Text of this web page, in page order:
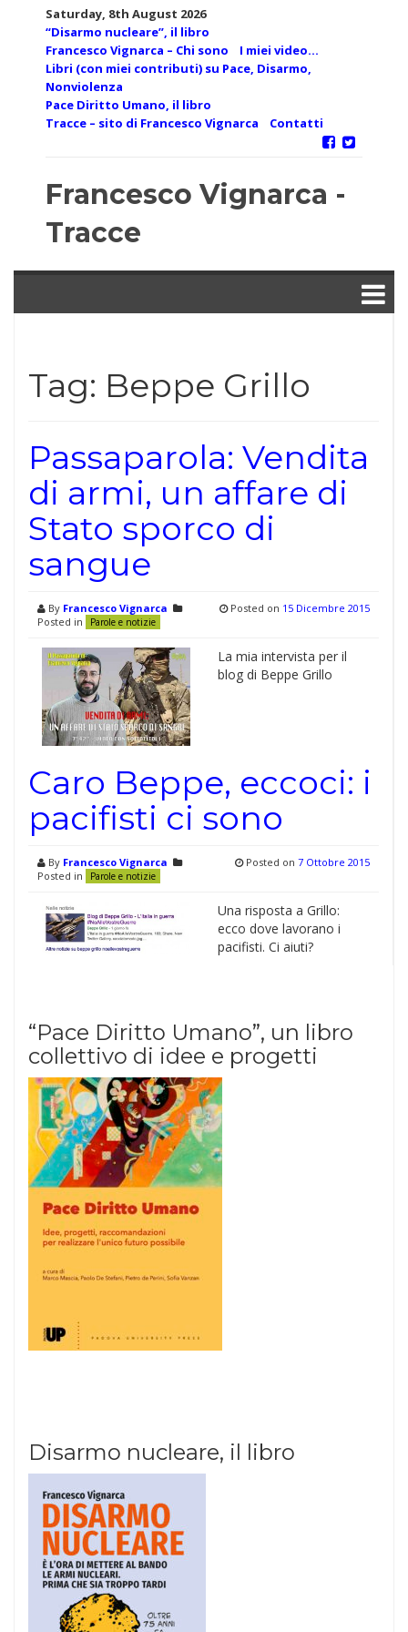
Saturday, 8th August 2026
“Disarmo nucleare”, il libro
Francesco Vignarca – Chi sono
I miei video…
Libri (con miei contributi) su Pace, Disarmo,
Nonviolenza
Pace Diritto Umano, il libro
Tracce – sito di Francesco Vignarca
Contatti
Francesco Vignarca -
Tracce
Tag: Beppe Grillo
Passaparola: Vendita
di armi, un affare di
Stato sporco di
sangue
By Francesco Vignarca
Posted in
Parole e notizie
Posted on 15 Dicembre 2015
La mia intervista per il
blog di Beppe Grillo
Caro Beppe, eccoci: i
pacifisti ci sono
By Francesco Vignarca
Posted in
Parole e notizie
Posted on 7 Ottobre 2015
Una risposta a Grillo:
ecco dove lavorano i
pacifisti. Ci aiuti?
“Pace Diritto Umano”, un libro
collettivo di idee e progetti
Disarmo nucleare, il libro